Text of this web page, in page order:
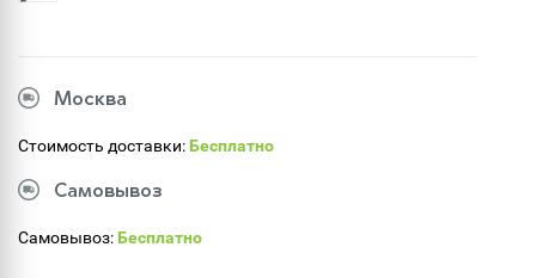
Москва
Стоимость доставки:Бесплатно
Самовывоз
Самовывоз:Бесплатно